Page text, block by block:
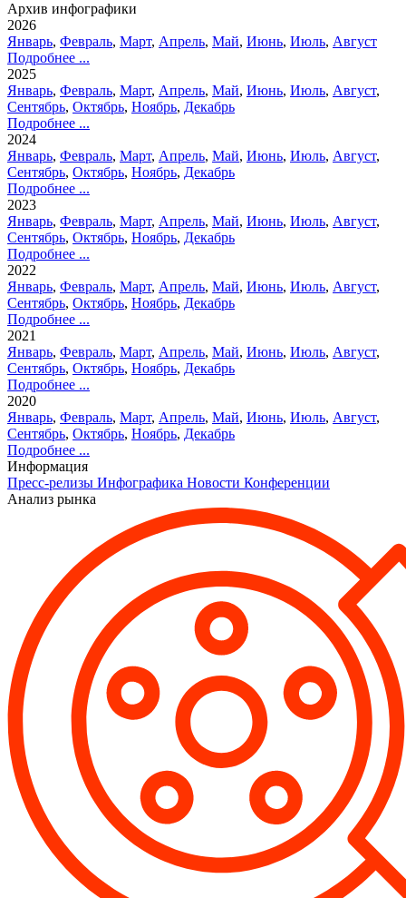
Архив инфографики
2026
Январь, Февраль, Март, Апрель, Май, Июнь, Июль, Август
Подробнее ...
2025
Январь, Февраль, Март, Апрель, Май, Июнь, Июль, Август,
Сентябрь, Октябрь, Ноябрь, Декабрь
Подробнее ...
2024
Январь, Февраль, Март, Апрель, Май, Июнь, Июль, Август,
Сентябрь, Октябрь, Ноябрь, Декабрь
Подробнее ...
2023
Январь, Февраль, Март, Апрель, Май, Июнь, Июль, Август,
Сентябрь, Октябрь, Ноябрь, Декабрь
Подробнее ...
2022
Январь, Февраль, Март, Апрель, Май, Июнь, Июль, Август,
Сентябрь, Октябрь, Ноябрь, Декабрь
Подробнее ...
2021
Январь, Февраль, Март, Апрель, Май, Июнь, Июль, Август,
Сентябрь, Октябрь, Ноябрь, Декабрь
Подробнее ...
2020
Январь, Февраль, Март, Апрель, Май, Июнь, Июль, Август,
Сентябрь, Октябрь, Ноябрь, Декабрь
Подробнее ...
Информация
Пресс-релизы Инфографика Новости Конференции
Анализ рынка